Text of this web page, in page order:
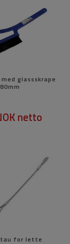
glassskrape
netto
for lette